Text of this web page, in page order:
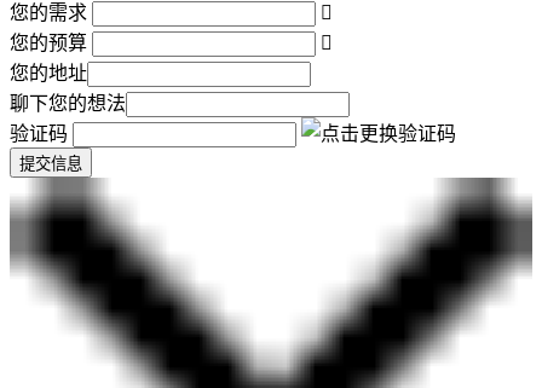
您的需求
您的预算
您的地址
聊下您的想法
验证码